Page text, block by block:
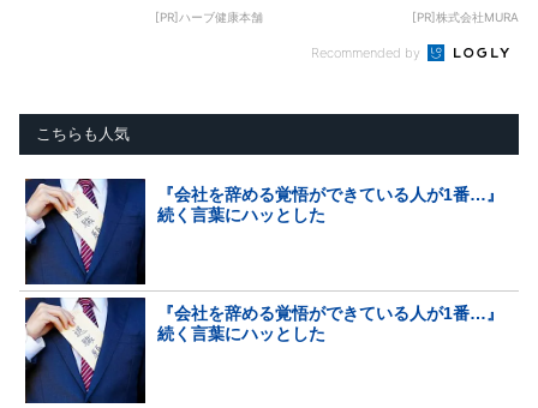
[PR]ハーブ健康本舗 [PR]株式会社MURA
Recommended by
こちらも人気
『会社を辞める覚悟ができている人が1番…』
続く言葉にハッとした
『会社を辞める覚悟ができている人が1番…』
続く言葉にハッとした